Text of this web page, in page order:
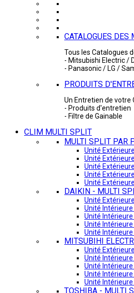
CATALOGUES DES
Tous les Catalogues
- Mitsubishi Electric /
- Panasonic / LG /
PRODUITS
Un Entretien de votre
- Produits d'entretien
- Filtre de Gainable
CLIM MULTI SPLIT
MULTI SPLIT PAR
Unité
Unité
Unité
Unité
Unité
DAIKIN - MULTI
Unité
Unité
Unité Intérieure
Unité Intérieure
Unité
MITSUBIHI
Unité
Unité
Unité
Unité
Unité
TOSHIBA - MULTI